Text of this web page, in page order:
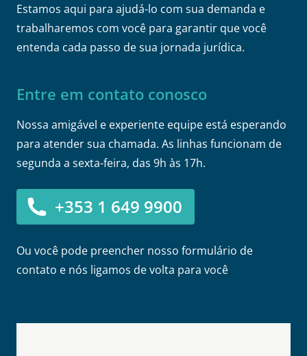
Estamos aqui para ajudá-lo com sua demanda e
trabalharemos com você para garantir que você
entenda cada passo de sua jornada jurídica.
Entre em contato conosco
Nossa amigável e experiente equipe está esperando
para atender sua chamada. As linhas funcionam de
segunda a sexta-feira, das 9h às 17h.
+353 1 649 9900
Ou você pode preencher nosso formulário de
contato e nós ligamos de volta para você